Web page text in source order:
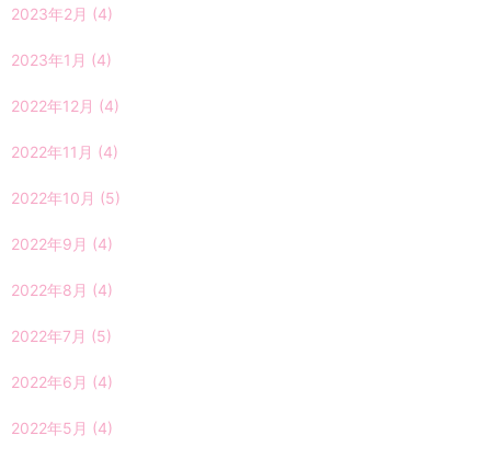
2023年2月 (4)
2023年1月 (4)
2022年12月 (4)
2022年11月 (4)
2022年10月 (5)
2022年9月 (4)
2022年8月 (4)
2022年7月 (5)
2022年6月 (4)
2022年5月 (4)